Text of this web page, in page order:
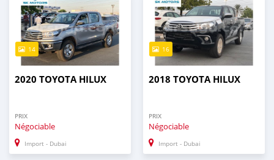
14
2020 TOYOTA HILUX
PRIX
Négociable
Import - Dubai
16
2018 TOYOTA HILUX
PRIX
Négociable
Import - Dubai